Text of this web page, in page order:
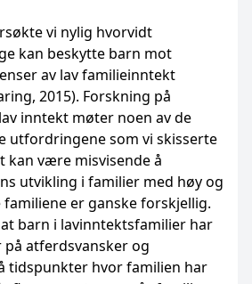
vi nylig hvorvidt
kan beskytte barn mot
av lav familieinntekt
2015). Forskning på
inntekt møter noen av de
utfordringene som vi skisserte
kan være misvisende å
utvikling i familier med høy og
familiene er ganske forskjellig.
barn i lavinntektsfamilier har
atferdsvansker og
tidspunkter hvor familien har